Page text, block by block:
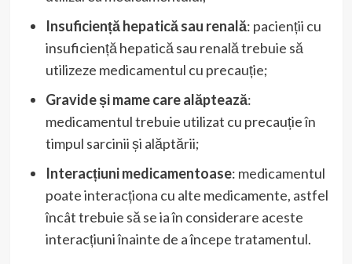
Insuficiență hepatică sau renală: pacienții cu
insuficiență hepatică sau renală trebuie să
utilizeze medicamentul cu precauție;
Gravide și mame care alăptează:
medicamentul trebuie utilizat cu precauție în
timpul sarcinii și alăptării;
Interacțiuni medicamentoase: medicamentul
poate interacționa cu alte medicamente, astfel
încât trebuie să se ia în considerare aceste
interacțiuni înainte de a începe tratamentul.